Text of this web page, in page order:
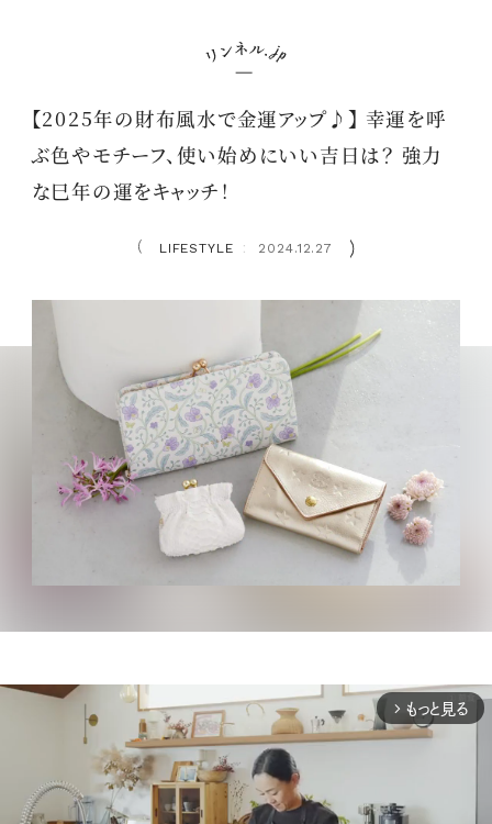
【2025年の財布風水で金運アップ♪】 幸運を呼
ぶ色やモチーフ、使い始めにいい吉日は？ 強力
な巳年の運をキャッチ！
LIFESTYLE ： 2024.12.27
arrow_forward_ios もっと見る